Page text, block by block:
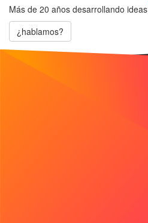
Más de 20 años desarrollando ideas
¿hablamos?